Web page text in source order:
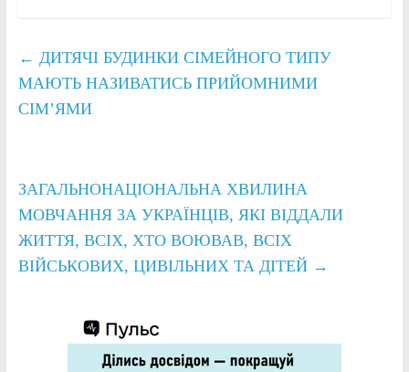
← ДИТЯЧІ БУДИНКИ СІМЕЙНОГО ТИПУ
МАЮТЬ НАЗИВАТИСЬ ПРИЙОМНИМИ
СІМ’ЯМИ
ЗАГАЛЬНОНАЦІОНАЛЬНА ХВИЛИНА
МОВЧАННЯ ЗА УКРАЇНЦІВ, ЯКІ ВІДДАЛИ
ЖИТТЯ, ВСІХ, ХТО ВОЮВАВ, ВСІХ
ВІЙСЬКОВИХ, ЦИВІЛЬНИХ ТА ДІТЕЙ →